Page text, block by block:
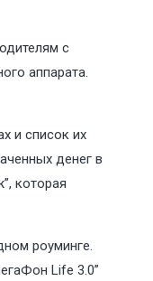
с
аппарата.
и список их
денег в
которая
роуминге.
Life 3.0”